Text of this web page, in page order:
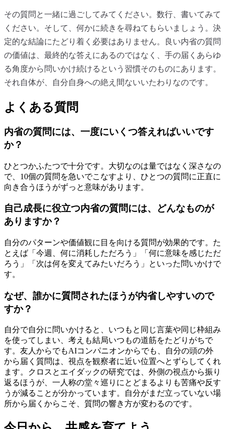
その質問と一緒に過ごしてみてください。数行、書いてみて
ください。そして、何かに続きを尋ねてもらいましょう。決
定的な結論にたどり着く必要はありません。良い内省の質問
の価値は、最終的な答えにあるのではなく、手の届くあらゆ
る角度から問いかけ続けるという習慣そのものにあります。
それ自体が、自分自身への絶え間ないいたわりなのです。
よくある質問
内省の質問には、一度にいくつ答えればいいです
か？
ひとつかふたつで十分です。大切なのは量ではなく深さなの
で、10個の質問を急いでこなすより、ひとつの質問に正直に
向き合うほうがずっと意味があります。
自己成長に役立つ内省の質問には、どんなものが
ありますか？
自分のパターンや価値観に目を向ける質問が効果的です。た
とえば「今週、何に消耗しただろう」「何に意味を感じただ
ろう」「次は何を変えてみたいだろう」といった問いかけで
す。
なぜ、誰かに質問されたほうが内省しやすいので
すか？
自分で自分に問いかけると、いつもと同じ言葉や同じ枠組み
を使ってしまい、考えも結局いつもの道筋をたどりがちで
す。友人からでもAIコンパニオンからでも、自分の頭の外
から届く質問は、視点を観察者に近い位置へとずらしてくれ
ます。クロスとエイダックの研究では、外側の視点から振り
返るほうが、一人称の堂々巡りにとどまるよりも苦痛や反す
うが減ることが分かっています。自分がまだ立っていない場
所から届くからこそ、質問の響き方が変わるのです。